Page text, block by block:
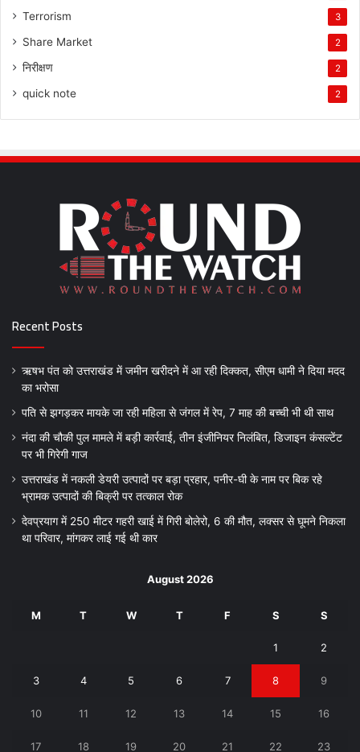
Terrorism 3
Share Market 2
निरीक्षण 2
quick note 2
Recent Posts
ऋषभ पंत को उत्तराखंड में जमीन खरीदने में आ रही दिक्कत, सीएम धामी ने दिया मदद
का भरोसा
पति से झगड़कर मायके जा रही महिला से जंगल में रेप, 7 माह की बच्ची भी थी साथ
नंदा की चौकी पुल मामले में बड़ी कार्रवाई, तीन इंजीनियर निलंबित, डिजाइन कंसल्टेंट
पर भी गिरेगी गाज
उत्तराखंड में नकली डेयरी उत्पादों पर बड़ा प्रहार, पनीर-घी के नाम पर बिक रहे
भ्रामक उत्पादों की बिक्री पर तत्काल रोक
देवप्रयाग में 250 मीटर गहरी खाई में गिरी बोलेरो, 6 की मौत, लक्सर से घूमने निकला
था परिवार, मांगकर लाई गई थी कार
August 2026
M T W T F S S
1 2
3 4 5 6 7 8 9
10 11 12 13 14 15 16
17 18 19 20 21 22 23